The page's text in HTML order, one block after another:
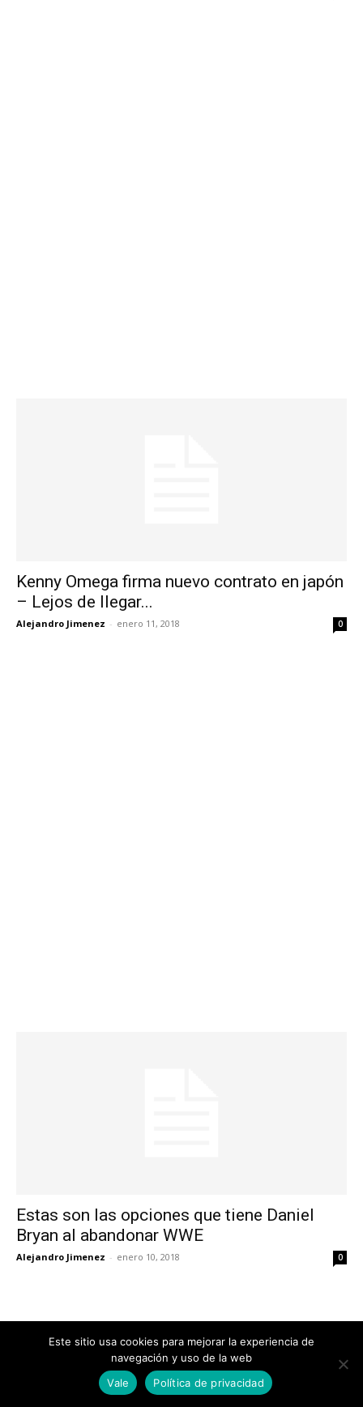
Kenny Omega firma nuevo contrato en japón
– Lejos de llegar...
Alejandro Jimenez - enero 11, 2018 0
Estas son las opciones que tiene Daniel
Bryan al abandonar WWE
Alejandro Jimenez - enero 10, 2018 0
Este sitio usa cookies para mejorar la experiencia de
navegación y uso de la web
Vale
Política de privacidad